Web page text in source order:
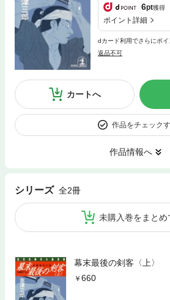
6pt獲得
ポイント詳細
dカード利用でさらにポ
返品不可
カートへ
作品をチェック
作品情報へ
シリーズ 全2冊
未購入巻をまとめ
幕末最後の剣客〈上〉
660